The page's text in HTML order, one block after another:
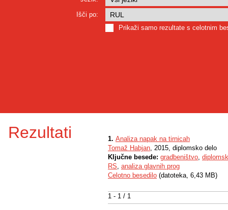
Išči po:
Prikaži samo rezultate s celotnim
Rezultati
1 - 1 / 1
1. Analiza napak na tirnicah
Tomaž Habjan, 2015, diplomsko delo
Ključne besede: gradbeništvo,
RS, analiza glavnih prog
Celotno besedilo (datoteka, 6,43 MB)